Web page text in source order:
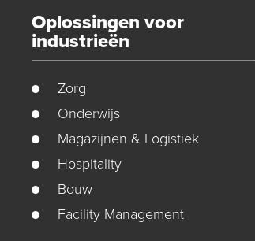
Oplossingen voor
industrieën
Zorg
Onderwijs
Magazijnen & Logistiek
Hospitality
Bouw
Facility Management